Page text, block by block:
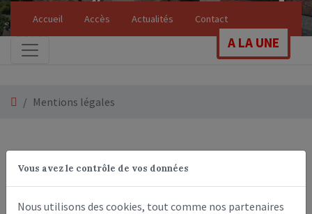
Vous avez le contrôle de vos données
Nous utilisons des cookies, tout comme nos partenaires
Soyez les bienvenus sur le site officiel de
notre commune
Accueil Accès Actualités Contact
A LA UNE
Mentions légales
Mentions légales